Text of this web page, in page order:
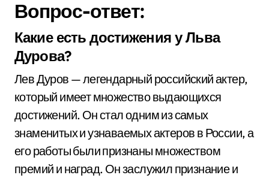
Вопрос-ответ:
Какие есть достижения у Льва
Дурова?
Лев Дуров — легендарный российский актер,
который имеет множество выдающихся
достижений. Он стал одним из самых
знаменитых и узнаваемых актеров в России, а
его работы были признаны множеством
премий и наград. Он заслужил признание и